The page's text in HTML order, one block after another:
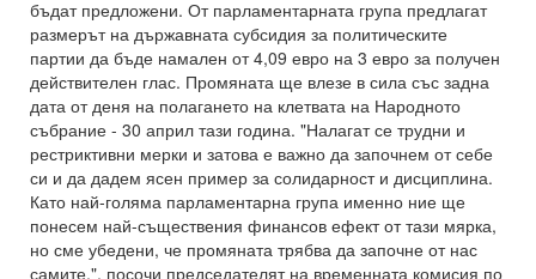
бъдат предложени. От парламентарната група предлагат
размерът на държавната субсидия за политическите
партии да бъде намален от 4,09 евро на 3 евро за получен
действителен глас. Промяната ще влезе в сила със задна
дата от деня на полагането на клетвата на Народното
събрание - 30 април тази година. "Налагат се трудни и
рестриктивни мерки и затова е важно да започнем от себе
си и да дадем ясен пример за солидарност и дисциплина.
Като най-голяма парламентарна група именно ние ще
понесем най-съществения финансов ефект от тази мярка,
но сме убедени, че промяната трябва да започне от нас
самите.", посочи председателят на временната комисия по